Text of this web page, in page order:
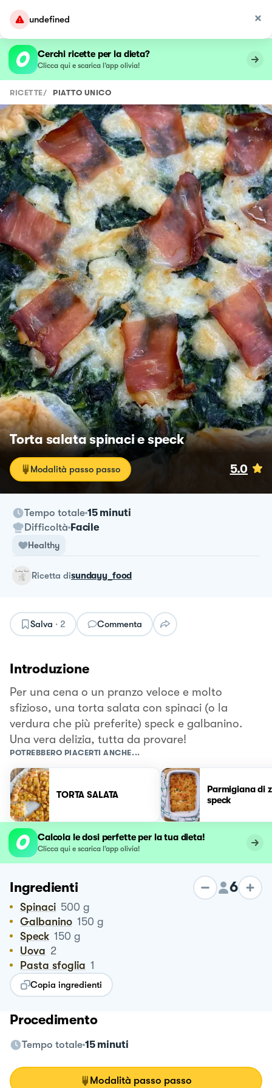
undefined
Cerchi ricette per la dieta?
Clicca qui e scarica l’app olivia!
RICETTE/ PIATTO UNICO
Torta salata spinaci e speck
Modalità passo passo 5.0
Tempo totale 15 minuti
Difficoltà Facile
Healthy
ricetta disundayy_food
Salva · 2 Commenta
Introduzione
Per una cena o un pranzo veloce e molto
sfizioso, una torta salata con spinaci (o la
verdura che più preferite) speck e galbanino.
Una vera delizia, tutta da provare!
POTREBBERO PIACERTI ANCHE...
TORTA SALATA
Parmigiana di
speck
Calcola le dosi perfette per la tua dieta!
Clicca qui e scarica l’app olivia!
Ingredienti 6
Spinaci 500 g
Galbanino 150 g
Speck 150 g
Uova 2
Pasta sfoglia 1
Copia ingredienti
Procedimento
Tempo totale 15 minuti
Modalità passo passo